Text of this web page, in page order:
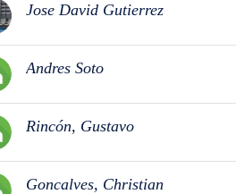
Jose David Gutierrez
Andres Soto
Rincón, Gustavo
Goncalves, Christian